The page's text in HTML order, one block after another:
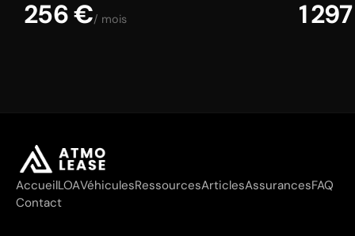
256 €/ mois 1
AccueilLOAVéhiculesRessourcesArticlesAssurancesFAQ
Contact